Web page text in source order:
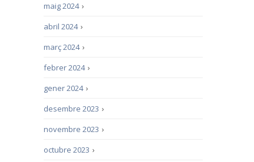
›
maig 2024
›
abril 2024
›
març 2024
›
febrer 2024
›
gener 2024
›
desembre 2023
›
novembre 2023
›
octubre 2023